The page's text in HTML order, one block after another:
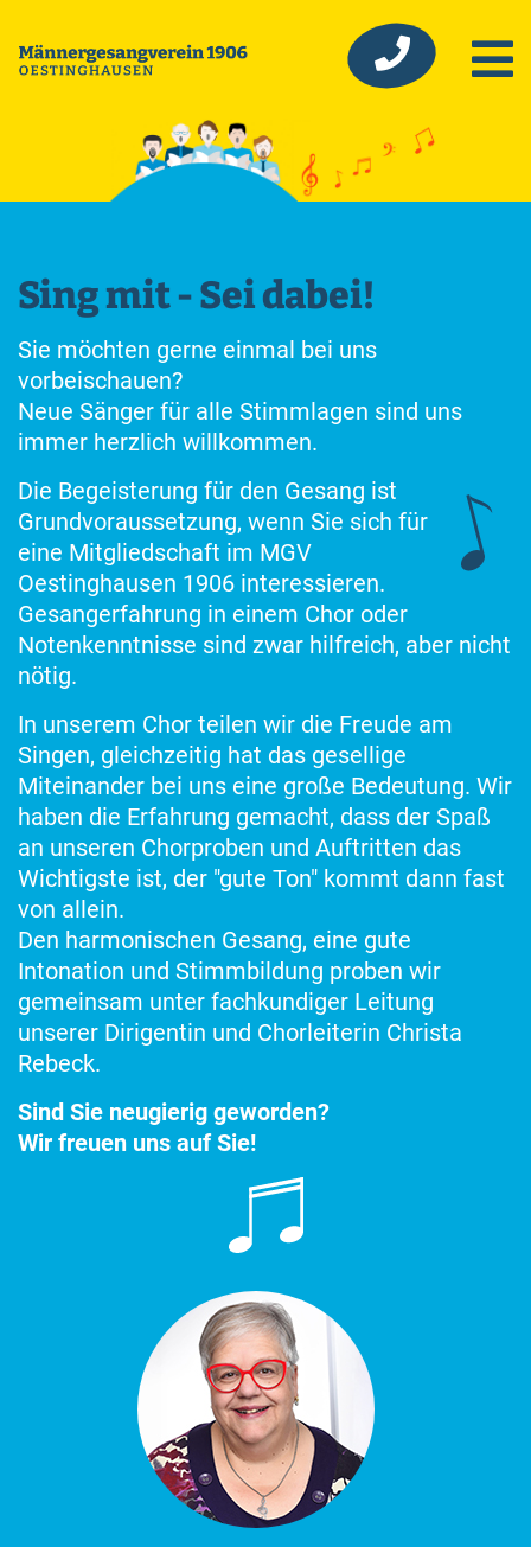
Sing mit - Sei dabei!
Sie möchten gerne einmal bei uns
vorbeischauen?
Neue Sänger für alle Stimmlagen sind uns
immer herzlich willkommen.
Die Begeisterung für den Gesang ist
Grundvoraussetzung, wenn Sie sich für
eine Mitgliedschaft im MGV
Oestinghausen 1906 interessieren.
Gesangerfahrung in einem Chor oder
Notenkenntnisse sind zwar hilfreich, aber nicht
nötig.
In unserem Chor teilen wir die Freude am
Singen, gleichzeitig hat das gesellige
Miteinander bei uns eine große Bedeutung. Wir
haben die Erfahrung gemacht, dass der Spaß
an unseren Chorproben und Auftritten das
Wichtigste ist, der "gute Ton" kommt dann fast
von allein.
Den harmonischen Gesang, eine gute
Intonation und Stimmbildung proben wir
gemeinsam unter fachkundiger Leitung
unserer Dirigentin und Chorleiterin Christa
Rebeck.
Sind Sie neugierig geworden?
Wir freuen uns auf Sie!